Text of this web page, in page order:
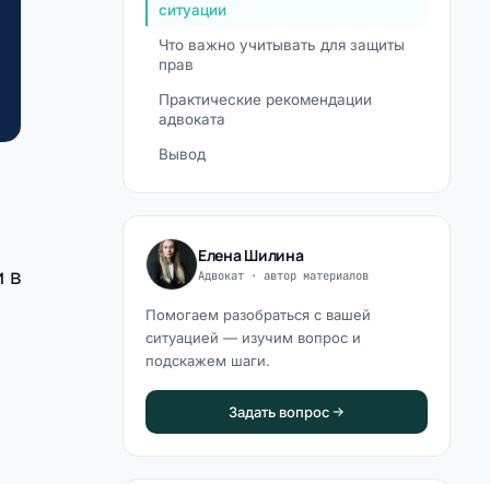
в
ситуации
Что важно учитывать для защиты
прав
Практические рекомендации
адвоката
Вывод
Елена Шилина
Адвокат · автор материалов
Помогаем разобраться с вашей
ситуацией — изучим вопрос и
подскажем шаги.
Задать вопрос